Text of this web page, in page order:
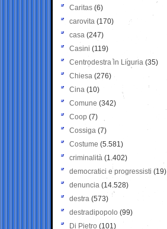
Caritas (6)
carovita (170)
casa (247)
Casini (119)
Centrodestra in Liguria (35)
Chiesa (276)
Cina (10)
Comune (342)
Coop (7)
Cossiga (7)
Costume (5.581)
criminalità (1.402)
democratici e progressisti (19)
denuncia (14.528)
destra (573)
destradipopolo (99)
Di Pietro (101)